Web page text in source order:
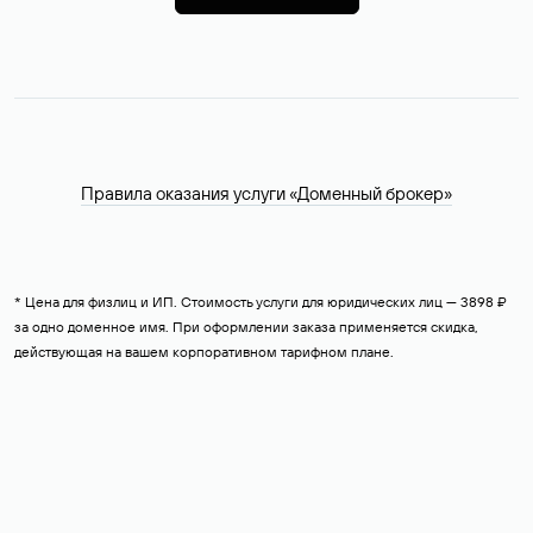
Правила оказания услуги «Доменный брокер»
* Цена для физлиц и ИП. Стоимость услуги для юридических лиц — 3898 ₽
за одно доменное имя. При оформлении заказа применяется скидка,
действующая на вашем корпоративном тарифном плане.